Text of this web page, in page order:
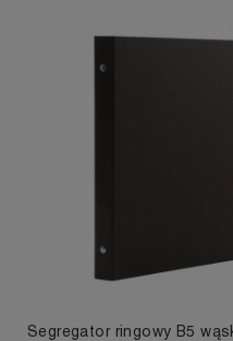
Segregator ringowy B5